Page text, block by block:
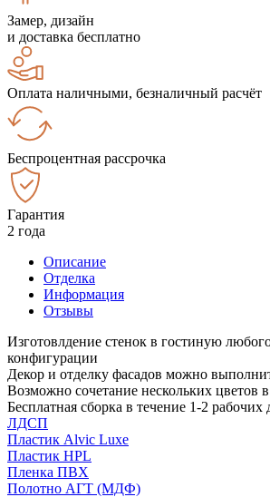
Замер, дизайн
и доставка бесплатно
Оплата наличными, безналичный расчёт
Беспроцентная рассрочка
Гарантия
2 года
Описание
Отделка
Информация
Отзывы
Изготовлдение стенок в гостиную
конфигурации
Декор и отделку фасадов можно
Возможно сочетание нескольких цветов
Бесплатная сборка в течение 1-2 рабочих
ЛДСП
Пластик Alvic Luxe
Пластик HPL
Пленка ПВХ
Полотно АГТ (МДФ)